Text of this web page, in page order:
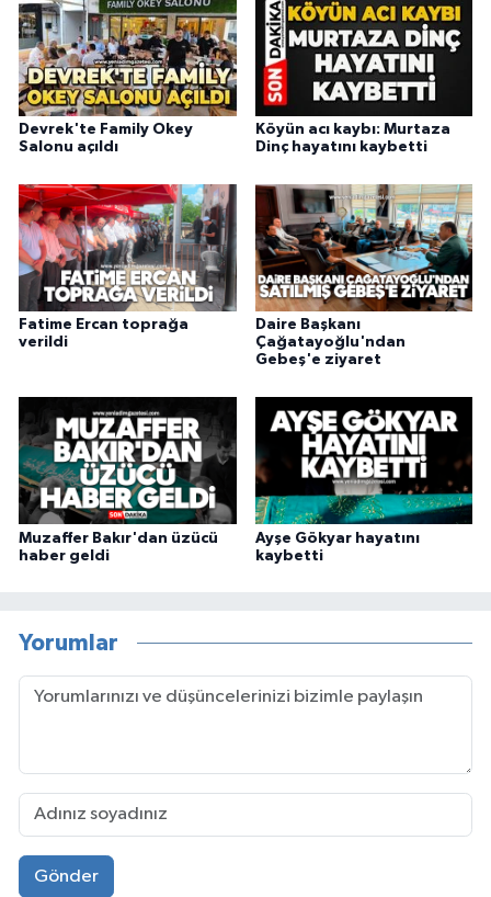
Devrek'te Family Okey
Salonu açıldı
Köyün acı kaybı: Murtaza
Dinç hayatını kaybetti
Fatime Ercan toprağa
verildi
Daire Başkanı
Çağatayoğlu'ndan
Gebeş'e ziyaret
Muzaffer Bakır'dan üzücü
haber geldi
Ayşe Gökyar hayatını
kaybetti
Yorumlar
Gönder